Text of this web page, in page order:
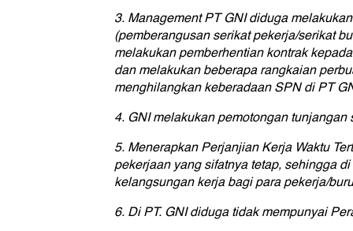
3. Management PT GNI diduga
(pemberangusan serikat pekerja/serikat
melakukan pemberhentian kontrak
dan melakukan beberapa rangkaian
menghilangkan keberadaan SPN di PT
4. GNI melakukan pemotongan tunjangan
5. Menerapkan Perjanjian Kerja Waktu
pekerjaan yang sifatnya tetap, sehingga
kelangsungan kerja bagi para pekerja/
6. Di PT. GNI diduga tidak mempunyai